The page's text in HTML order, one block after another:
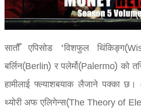
सातौँ एपिसोड ‘विशफुल
बर्लिन(Berlin) र पलेर्मो(Palermo) को
हामीलाई फ्ल्याशबयाक लैजाने पक्का छ।
थ्योरी अफ एलिगेन्स(The Theory of